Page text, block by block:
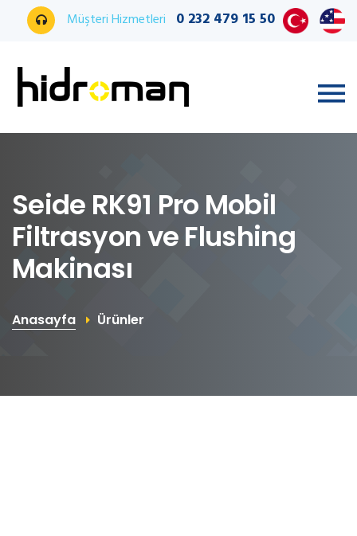
Müşteri Hizmetleri 0 232 479 15 50
Seide RK91 Pro Mobil
Filtrasyon ve Flushing
Makinası
Anasayfa Ürünler